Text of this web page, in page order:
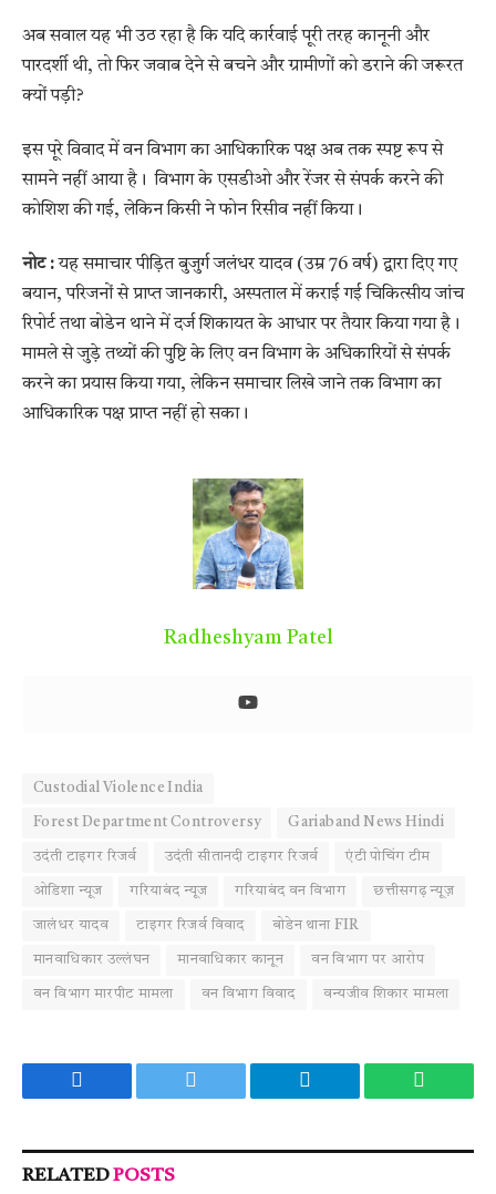
अब सवाल यह भी उठ रहा है कि यदि कार्रवाई पूरी तरह कानूनी और
पारदर्शी थी, तो फिर जवाब देने से बचने और ग्रामीणों को डराने की जरूरत
क्यों पड़ी?
इस पूरे विवाद में वन विभाग का आधिकारिक पक्ष अब तक स्पष्ट रूप से
सामने नहीं आया है। विभाग के एसडीओ और रेंजर से संपर्क करने की
कोशिश की गई, लेकिन किसी ने फोन रिसीव नहीं किया।
नोट :यह समाचार पीड़ित बुजुर्ग जलंधर यादव (उम्र 76 वर्ष) द्वारा दिए गए
बयान, परिजनों से प्राप्त जानकारी, अस्पताल में कराई गई चिकित्सीय जांच
रिपोर्ट तथा बोडेन थाने में दर्ज शिकायत के आधार पर तैयार किया गया है।
मामले से जुड़े तथ्यों की पुष्टि के लिए वन विभाग के अधिकारियों से संपर्क
करने का प्रयास किया गया, लेकिन समाचार लिखे जाने तक विभाग का
आधिकारिक पक्ष प्राप्त नहीं हो सका।
Radheshyam Patel
Custodial Violence India
Forest Department Controversy Gariaband News Hindi
उदंती टाइगर रिजर्व उदंती सीतानदी टाइगर रिजर्व एंटी पोचिंग टीम
ओडिशा न्यूज गरियाबंद न्यूज गरियाबंद वन विभाग छत्तीसगढ़ न्यूज़
जालंधर यादव टाइगर रिजर्व विवाद बोडेन थाना FIR
मानवाधिकार उल्लंघन मानवाधिकार कानून वन विभाग पर आरोप
वन विभाग मारपीट मामला वन विभाग विवाद वन्यजीव शिकार मामला
Facebook Twitter Telegram
RELATEDPOSTS